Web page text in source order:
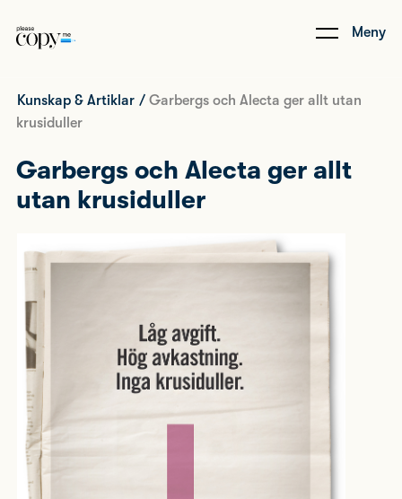
Meny
Kunskap & Artiklar / Garbergs och Alecta ger allt utan
krusiduller
Garbergs och Alecta ger allt
utan krusiduller